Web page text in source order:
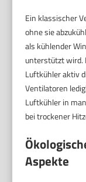
Ein klassischer
ohne sie
als kühlender
unterstützt wird.
Luftkühler aktiv
Ventilatoren
Luftkühler in
bei trockener
Aspekte